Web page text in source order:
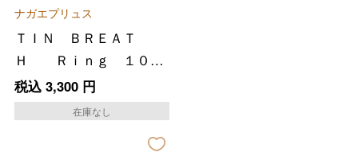
ナガエプリュス
ＴＩＮ ＢＲＥＡＴ
Ｈ Ｒｉｎｇ １０×
８０ｍｍ
税込 3,300円
在庫なし
ベビー＆キッズ
お香典返し
敬老の日